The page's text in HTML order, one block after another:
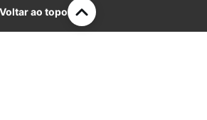
Voltar ao topo